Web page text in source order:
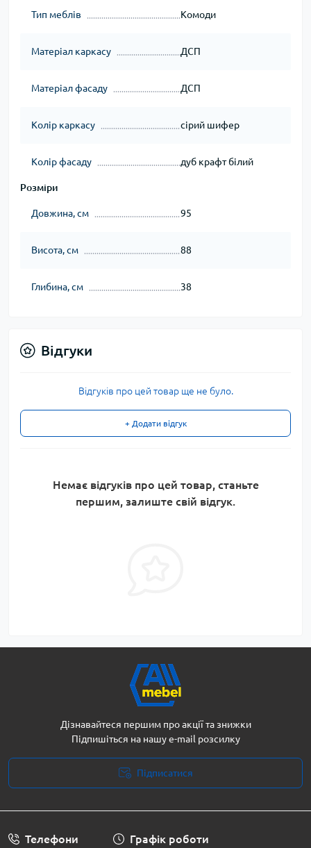
Тип меблів Комоди
Матеріал каркасу ДСП
Матеріал фасаду ДСП
Колір каркасу сірий шифер
Колір фасаду дуб крафт білий
Розміри
Довжина, см 95
Висота, см 88
Глибина, см 38
Відгуки
Відгуків про цей товар ще не було.
+ Додати відгук
Немає відгуків про цей товар, станьте
першим, залиште свій відгук.
Дізнавайтеся першим про акції та знижки
Підпишіться на нашу e-mail розсилку
Підписатися
Телефони Графік роботи